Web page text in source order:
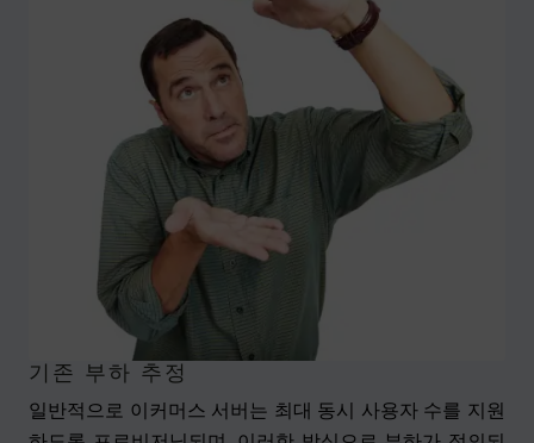
기존 부하 추정
일반적으로 이커머스 서버는 최대 동시 사용자 수를 지원